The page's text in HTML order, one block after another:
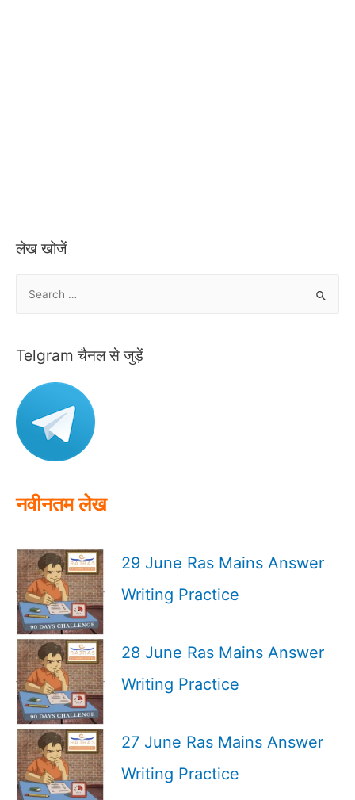
लेख खोजें
r
f
o
Telgram चैनल से जुड़ें
नवीनतम लेख
29 June Ras Mains Answer
Writing Practice
28 June Ras Mains Answer
Writing Practice
27 June Ras Mains Answer
Writing Practice